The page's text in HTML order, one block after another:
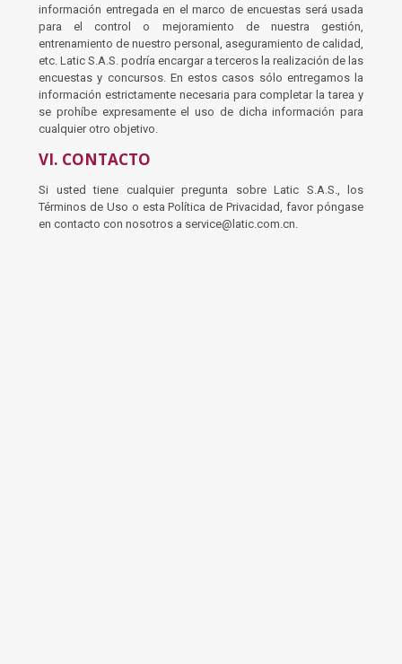
información entregada en el marco de encuestas será usada
para el control o mejoramiento de nuestra gestión,
entrenamiento de nuestro personal, aseguramiento de calidad,
etc. Latic S.A.S. podría encargar a terceros la realización de las
encuestas y concursos. En estos casos sólo entregamos la
información estrictamente necesaria para completar la tarea y
se prohíbe expresamente el uso de dicha información para
cualquier otro objetivo.
VI. CONTACTO
Si usted tiene cualquier pregunta sobre Latic S.A.S., los
Términos de Uso o esta Política de Privacidad, favor póngase
en contacto con nosotros a service@latic.com.cn.